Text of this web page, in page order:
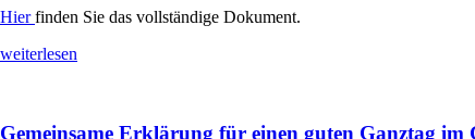
Hierfinden Sie das vollständige Dokument.
weiterlesen
Gemeinsame Erklärung für einen guten Ganztag im